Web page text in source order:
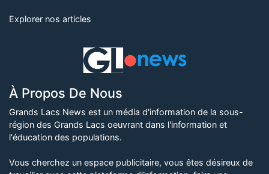
Explorer nos articles
À Propos De Nous
Grands Lacs News est un média d'information de la sous-
région des Grands Lacs oeuvrant dans l'information et
l'éducation des populations.
Vous cherchez un espace publicitaire, vous êtes désireux de